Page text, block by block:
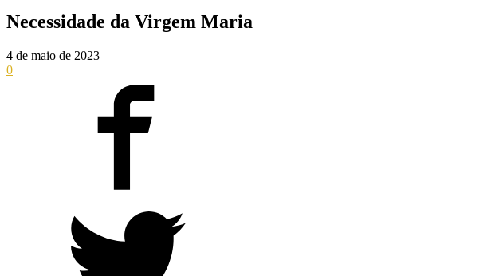
Necessidade da Virgem Maria
4 de maio de 2023
0